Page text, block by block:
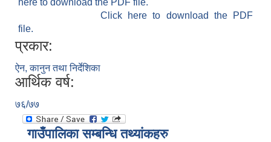
here to download the PDF file.
Click here to download the PDF
file.
प्रकार:
ऐन, कानुन तथा निर्देशिका
आर्थिक वर्ष:
७६/७७
गाउँपालिका सम्बन्धि तथ्यांकहरु